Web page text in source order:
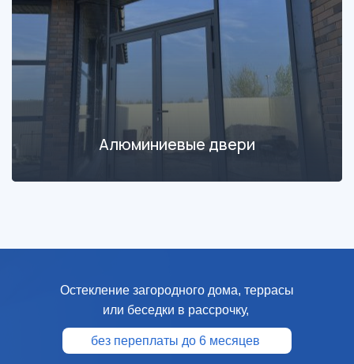
Алюминиевые двери
Остекление загородного дома, террасы
или беседки в рассрочку,
без переплаты до 6 месяцев